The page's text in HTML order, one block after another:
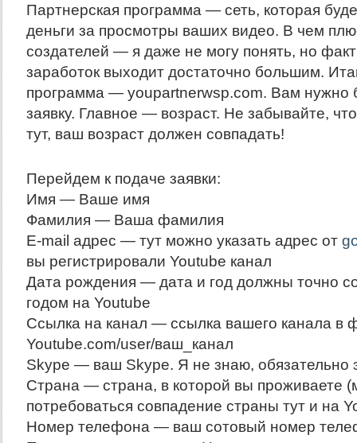
Партнерская программа — сеть, которая
деньги за просмотры ваших видео. В чем
создателей — я даже не могу понять, но факт
заработок выходит достаточно большим.
программа — youpartnerwsp.com. Вам нужно
заявку. Главное — возраст. Не забывайте,
тут, ваш возраст должен совпадать!
Перейдем к подаче заявки:
Имя — Ваше имя
Фамилия — Ваша фамилия
E-mail адрес — тут можно указать адрес от
вы регистрировали Youtube канал
Дата рождения — дата и год должны точно
годом на Youtube
Ссылка на канал — ссылка вашего канала в
Youtube.com/user/ваш_канал
Skype — ваш Skype. Я не знаю, обязательно
Страна — страна, в которой вы проживаете
потребоваться совпадение страны тут и на
Номер телефона — ваш сотовый номер